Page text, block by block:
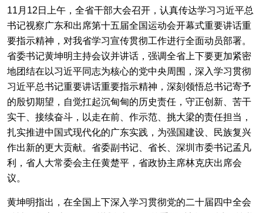
11月12日上午，全省干部大会召开，认真传达学习习近平总
书记视察广东和出席第十五届全国运动会开幕式重要讲话重
要指示精神，对我省学习宣传贯彻工作进行全面动员部署。
省委书记黄坤明主持会议并讲话，强调全省上下要更加紧密
地团结在以习近平同志为核心的党中央周围，深入学习贯彻
习近平总书记重要讲话重要指示精神，深刻领悟总书记寄予
的殷切期望，自觉扛起沉甸甸的历史责任，守正创新、苦干
实干、接续奋斗，以走在前、作示范、挑大梁的责任担当，
扎实推进中国式现代化的广东实践，为强国建设、民族复兴
作出新的更大贡献。省委副书记、省长、深圳市委书记孟凡
利，省人大常委会主任黄楚平，省政协主席林克庆出席会
议。
黄坤明指出，在全国上下深入学习贯彻党的二十届四中全会